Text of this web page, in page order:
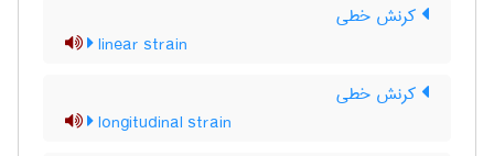
کرنش خطی
linear strain
کرنش خطی
longitudinal strain